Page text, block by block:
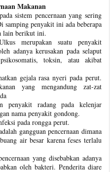
Makanan
sistem pencernaan yang sering
penyakit ini ada beberapa
lain berikut ini.
merupakan suatu penyakit
adanya kerusakan pada selaput
toksin, atau akibat
gejala rasa nyeri pada perut.
yang mengandung zat-zat
penyakit radang pada kelenjar
nama penyakit gondong.
pada rongga perut.
gangguan pencernaan dimana
air besar karena feses terlalu
yang disebabkan adanya
oleh bakteri. Penderita diare